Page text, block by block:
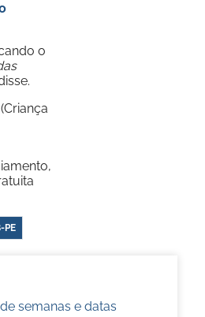
o
(Criança
PE
semanas e datas